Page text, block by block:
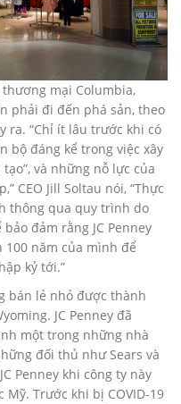
thương mại Columbia,
phải đi đến phá sản, theo
ra. “Chỉ ít lâu trước khi có
bộ đáng kể trong việc xây
và những nỗ lực của
CEO Jill Soltau nói, “Thực
thông qua quy trình do
đảm rằng JC Penney
năm của mình để
kỷ tới.”
bán lẻ nhỏ được thành
JC Penney đã
một trong những nhà
đối thủ như Sears và
Penney khi công ty này
Trước khi bị COVID-19